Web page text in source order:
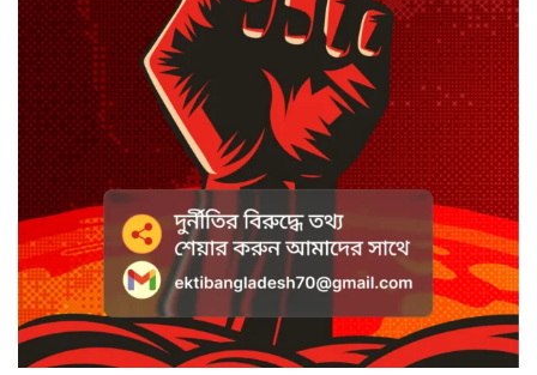
সাদা না বাদামি চিনি, কোনটি ভালো?
হাসানের ৪ উইকেটের দিনে ধুঁকছে
বাংলাদেশ